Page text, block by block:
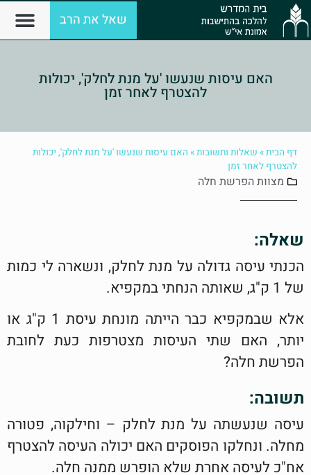
שאל את הרב
האם עיסות שנעשו 'על מנת לחלק', יכולות
להצטרף לאחר זמן
דף הבית» שאלות ותשובות» האם עיסות שנעשו 'על מנת לחלק', יכולות
להצטרף לאחר זמן
מצוותהפרשת חלה
שאלה:
הכנתי עיסה גדולה על מנת לחלק, ונשארה לי כמות
של 1 ק"ג, שאותה הנחתי במקפיא.
אלא שבמקפיא כבר הייתה מונחת עיסת 1 ק"ג או
יותר, האם שתי העיסות מצטרפות כעת לחובת
הפרשת חלה?
תשובה:
עיסה שנעשתה על מנת לחלק – וחילקוה, פטורה
מחלה. ונחלקו הפוסקים האם יכולה העיסה להצטרף
אח"כ לעיסה אחרת שלא הופרש ממנה חלה.